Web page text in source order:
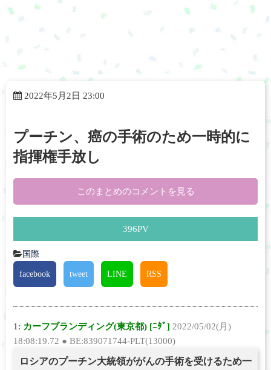
2022年5月2日 23:00
プーチン、癌の手術のため一時的に
指揮権手放し
このまとめのコメントを見る
396PV
国際
facebook tweet LINE RSS
1: カーフブランディング(東京都) [ﾆﾀﾞ] 2022/05/02(月)
18:08:19.72 ● BE:839071744-PLT(13000)
ロシアのプーチン大統領ががんの手術を受けるため一